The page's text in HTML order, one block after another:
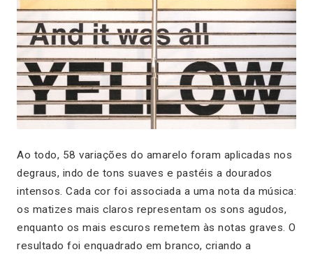
Ao todo, 58 variações do amarelo foram aplicadas nos
degraus, indo de tons suaves e pastéis a dourados
intensos. Cada cor foi associada a uma nota da música:
os matizes mais claros representam os sons agudos,
enquanto os mais escuros remetem às notas graves. O
resultado foi enquadrado em branco, criando a